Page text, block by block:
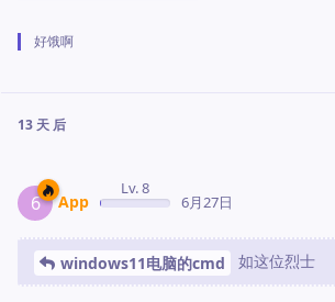
好饿啊
13 天 后
6 App
Lv. 8
6月27日
windows11电脑的cmd 如这位烈士